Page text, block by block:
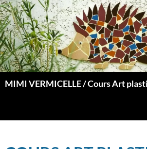
Aller
au
contenu